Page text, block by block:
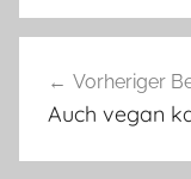
Vorheriger
Auch vegan